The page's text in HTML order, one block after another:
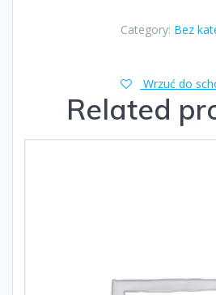
Category: Bez
Wrzuć do
Related